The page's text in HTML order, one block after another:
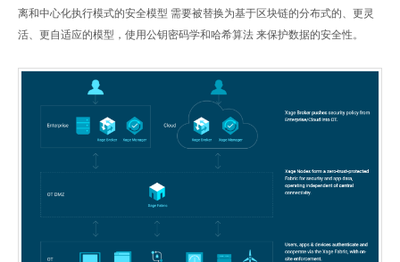
离和中心化执行模式的安全模型 需要被替换为基于区块链的分布式的、更灵
活、更自适应的模型，使用公钥密码学和哈希算法 来保护数据的安全性。